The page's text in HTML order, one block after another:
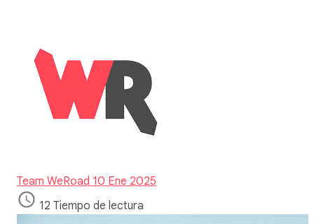
Team WeRoad 10 Ene 2025
12 Tiempo de lectura